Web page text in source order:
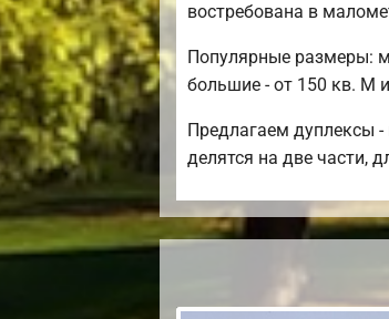
востребована в
Популярные размеры:
большие - от 150 кв. М
Предлагаем дуплексы
делятся на две части,